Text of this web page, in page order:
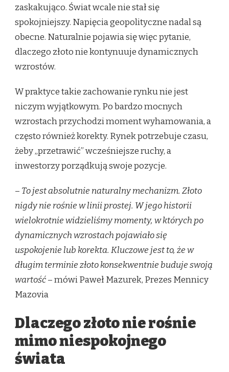
zaskakująco. Świat wcale nie stał się
spokojniejszy. Napięcia geopolityczne nadal są
obecne. Naturalnie pojawia się więc pytanie,
dlaczego złoto nie kontynuuje dynamicznych
wzrostów.
W praktyce takie zachowanie rynku nie jest
niczym wyjątkowym. Po bardzo mocnych
wzrostach przychodzi moment wyhamowania, a
często również korekty. Rynek potrzebuje czasu,
żeby „przetrawić” wcześniejsze ruchy, a
inwestorzy porządkują swoje pozycje.
– To jest absolutnie naturalny mechanizm. Złoto
nigdy nie rośnie w linii prostej. W jego historii
wielokrotnie widzieliśmy momenty, w których po
dynamicznych wzrostach pojawiało się
uspokojenie lub korekta. Kluczowe jest to, że w
długim terminie złoto konsekwentnie buduje swoją
wartość– mówi Paweł Mazurek, Prezes Mennicy
Mazovia
Dlaczego złoto nie rośnie
mimo niespokojnego
świata